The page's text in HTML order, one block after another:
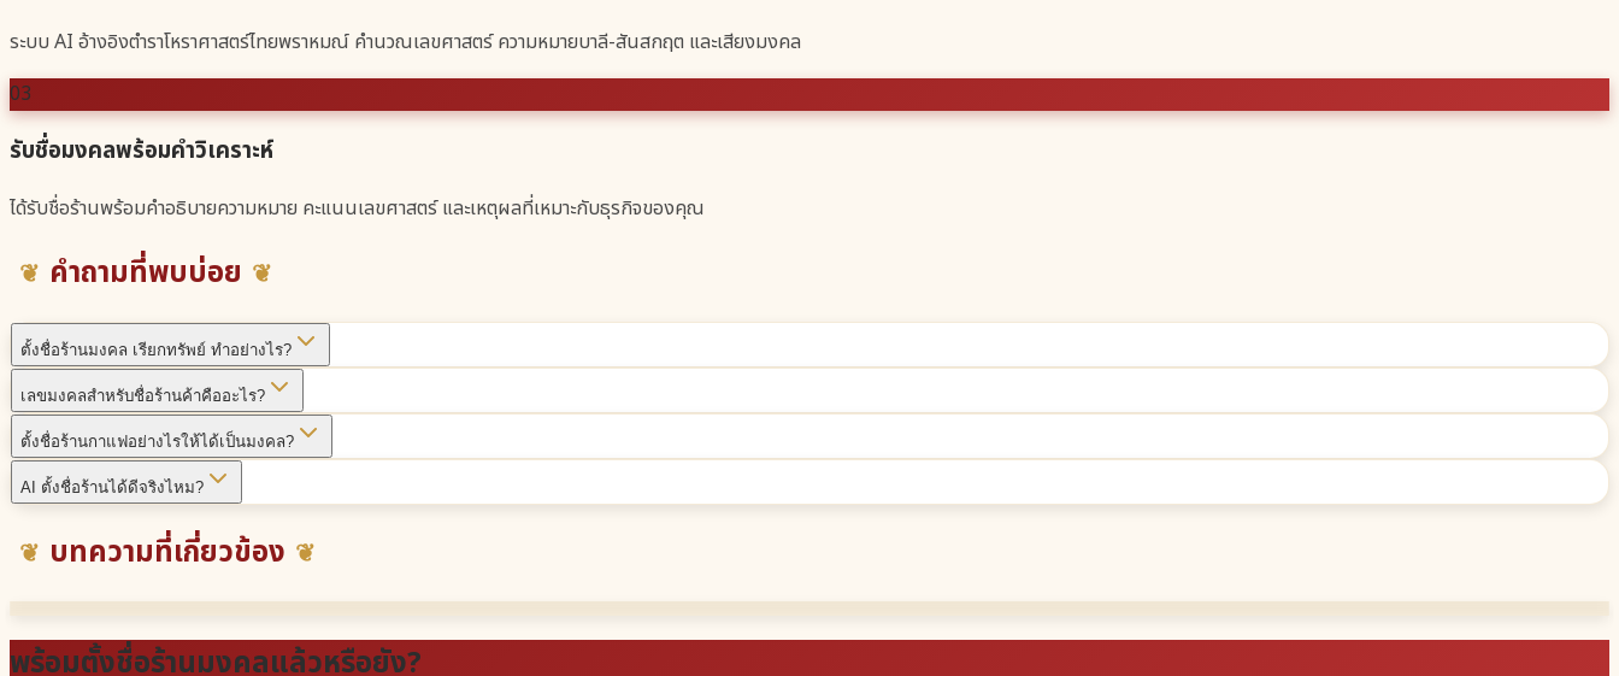
ระบบ AI อ้างอิงตำราโหราศาสตร์ไทยพราหมณ์ คำนวณเลขศาสตร์ ความหมายบาลี-สันสกฤต และเสียงมงคล
03
รับชื่อมงคลพร้อมคำวิเคราะห์
ได้รับชื่อร้านพร้อมคำอธิบายความหมาย คะแนนเลขศาสตร์ และเหตุผลที่เหมาะกับธุรกิจของคุณ
คำถามที่พบบ่อย
ตั้งชื่อร้านมงคล เรียกทรัพย์ ทำอย่างไร?
เลขมงคลสำหรับชื่อร้านค้าคืออะไร?
ตั้งชื่อร้านกาแฟอย่างไรให้ได้เป็นมงคล?
AI ตั้งชื่อร้านได้ดีจริงไหม?
บทความที่เกี่ยวข้อง
พร้อมตั้งชื่อร้านมงคลแล้วหรือยัง?